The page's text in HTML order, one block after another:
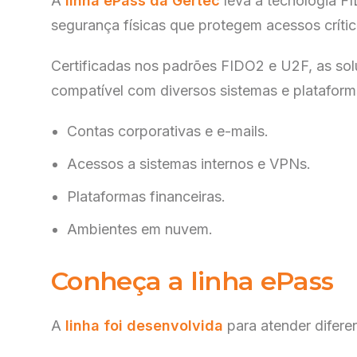
segurança físicas que protegem acessos
Certificadas nos padrões FIDO2 e U2F, as
compatível com diversos sistemas e
Contas corporativas e e-mails.
Acessos a sistemas internos e VPNs.
Plataformas financeiras.
Ambientes em nuvem.
Conheça a linha ePass
A linha foi desenvolvida para atender